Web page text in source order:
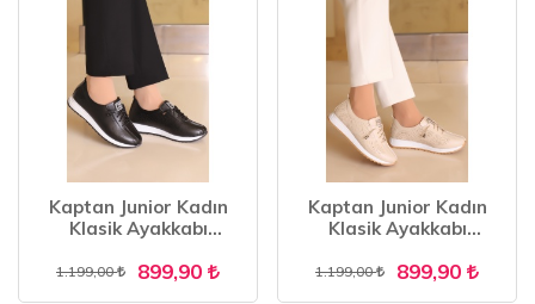
Kaptan Junior Kadın
Klasik Ayakkabı
Ayakkabısı Anne Babet
1.199,00 899,90
Kaptan Junior Kadın
Klasik Ayakkabı
Ayakkabısı Anne Babet
1.199,00 899,90